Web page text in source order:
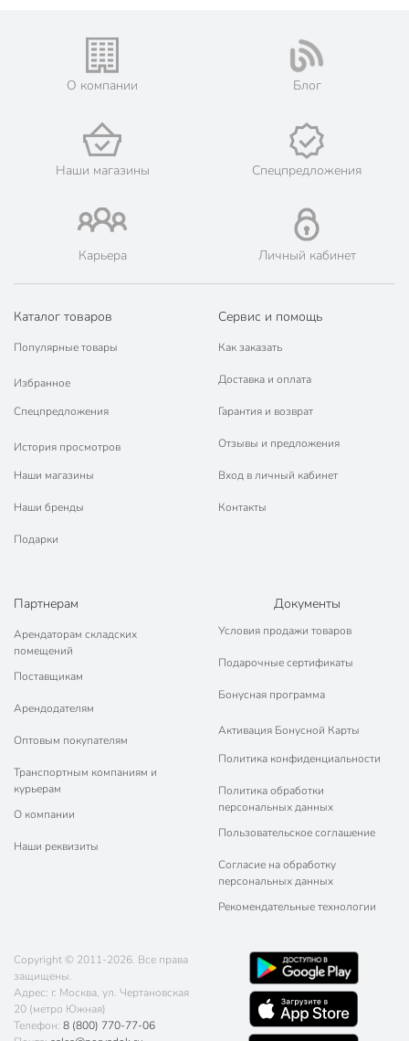
О компании Блог
Наши магазины Спецпредложения
Карьера Личный кабинет
Каталог товаров
Популярные товары
Избранное
Спецпредложения
История просмотров
Наши магазины
Наши бренды
Подарки
Сервис и помощь
Как заказать
Доставка и оплата
Гарантия и возврат
Отзывы и предложения
Вход в личный кабинет
Контакты
Партнерам
Арендаторам складских
помещений
Поставщикам
Арендодателям
Оптовым покупателям
Транспортным компаниям и
курьерам
О компании
Наши реквизиты
Документы
Условия продажи товаров
Подарочные сертификаты
Бонусная программа
Активация Бонусной Карты
Политика конфиденциальности
Политика обработки
персональных данных
Пользовательское соглашение
Согласие на обработку
персональных данных
Рекомендательные технологии
Copyright © 2011-2026. Все права
защищены.
Адрес: г. Москва, ул. Чертановская
20 (метро Южная)
Телефон: 8 (800) 770-77-06